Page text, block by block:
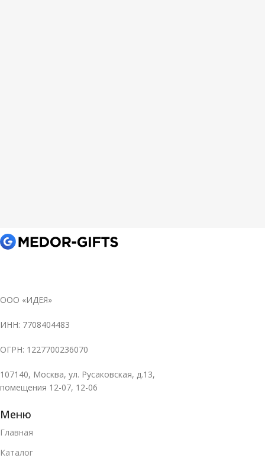
ООО «ИДЕЯ»
ИНН: 7708404483
ОГРН: 1227700236070
107140, Москва, ул. Русаковская, д.13,
помещения 12-07, 12-06
Меню
Главная
Каталог